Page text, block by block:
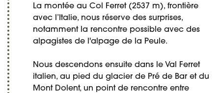
La montée au Col Ferret (2537 m), frontière
avec l’Italie, nous réserve des surprises,
notamment la rencontre possible avec des
alpagistes de l'alpage de la Peule.
Nous descendons ensuite dans le Val Ferret
italien, au pied du glacier de Pré de Bar et du
Mont Dolent, un point de rencontre entre